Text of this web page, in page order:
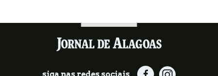
siga nas redes sociais